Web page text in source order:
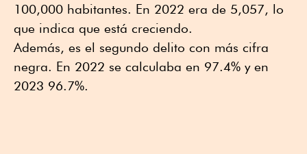
100,000 habitantes. En 2022 era de 5,057, lo
que indica que está creciendo.
Además, es el segundo delito con más cifra
negra. En 2022 se calculaba en 97.4% y en
2023 96.7%.